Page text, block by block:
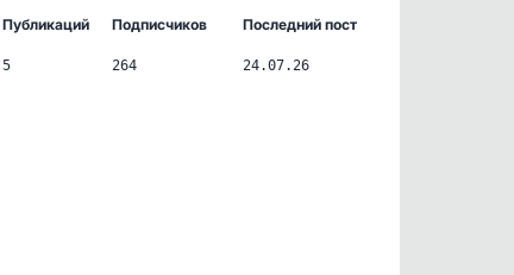
Публикаций Подписчиков
Последний пост
5 264 24.07.26